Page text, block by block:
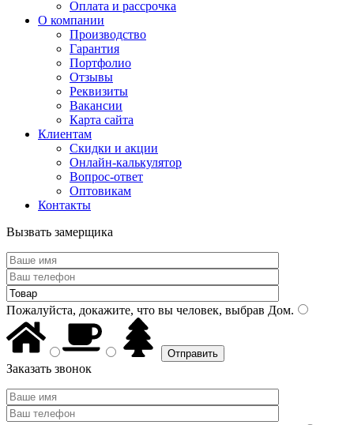
Оплата и рассрочка
О компании
Производство
Гарантия
Портфолио
Отзывы
Реквизиты
Вакансии
Карта сайта
Клиентам
Скидки и акции
Онлайн-калькулятор
Вопрос-ответ
Оптовикам
Контакты
Вызвать замерщика
Пожалуйста, докажите, что вы человек, выбрав Дом.
Заказать звонок